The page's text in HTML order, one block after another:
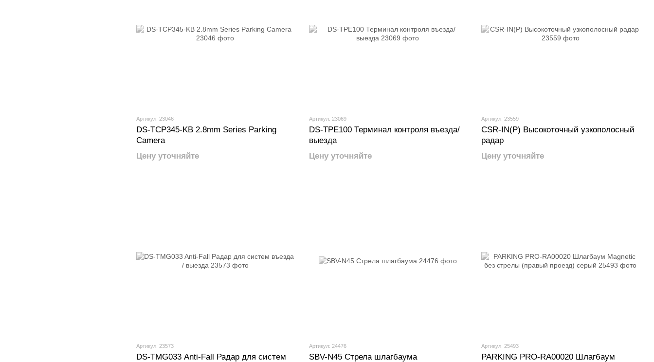
Артикул: 23046
DS-TCP345-KB 2.8mm Series Parking
Camera
Цену уточняйте
Артикул: 23069
DS-TPE100 Терминал контроля въезда/
выезда
Цену уточняйте
Артикул: 23559
CSR-IN(P) Высокоточный узкополосный
радар
Цену уточняйте
Артикул: 23573
DS-TMG033 Anti-Fall Радар для систем
Артикул: 24476
SBV-N45 Стрела шлагбаума
Артикул: 25493
PARKING PRO-RA00020 Шлагбаум